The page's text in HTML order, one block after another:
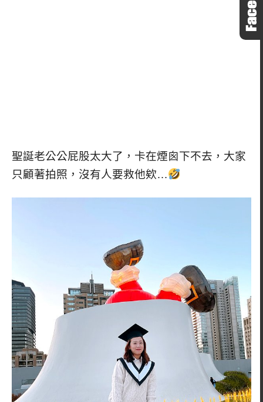
聖誕老公公屁股太大了，卡在煙囪下不去，大家
只顧著拍照，沒有人要救他欸…